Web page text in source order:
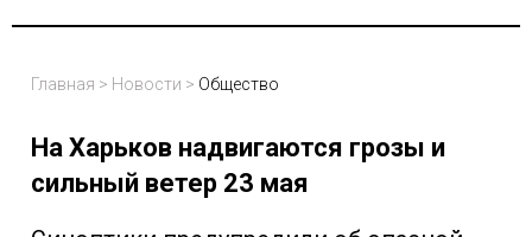
Главная > Новости > Общество
На Харьков надвигаются грозы и
сильный ветер 23 мая